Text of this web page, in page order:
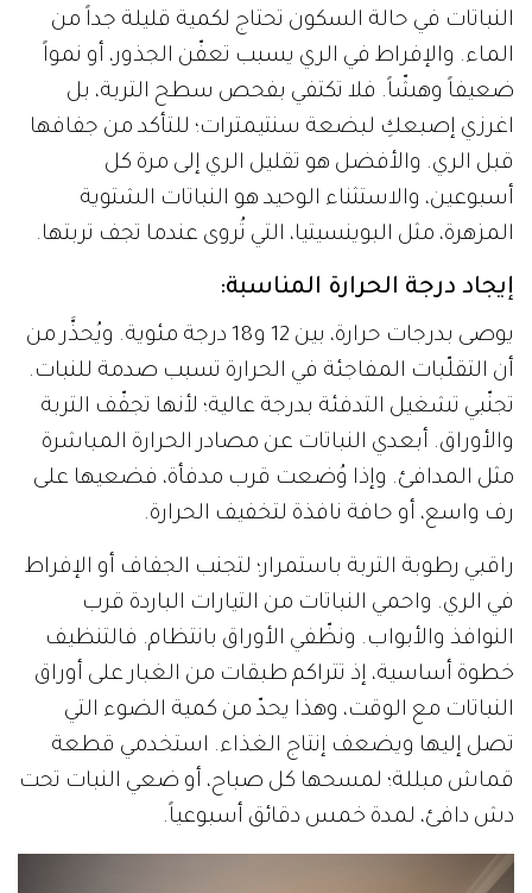
النباتات في حالة السكون تحتاج لكمية قليلة جداً من
الماء. والإفراط في الري يسبب تعفّن الجذور، أو نمواً
ضعيفاً وهشّاً. فلا تكتفي بفحص سطح التربة، بل
اغرزي إصبعكِ لبضعة سنتيمترات؛ للتأكد من جفافها
قبل الري. والأفضل هو تقليل الري إلى مرة كل
أسبوعين، والاستثناء الوحيد هو النباتات الشتوية
المزهرة، مثل البوينسيتيا، التي تُروى عندما تجف تربتها.
إيجاد درجة الحرارة المناسبة:
يوصى بدرجات حرارة، بين 12 و18 درجة مئوية. ويُحذَّر من
أن التقلّبات المفاجئة في الحرارة تسبب صدمة للنبات.
تجنّبي تشغيل التدفئة بدرجة عالية؛ لأنها تجفّف التربة
والأوراق. أبعدي النباتات عن مصادر الحرارة المباشرة
مثل المدافئ. وإذا وُضعت قرب مدفأة، فضعيها على
رف واسع، أو حافة نافذة لتخفيف الحرارة.
راقبي رطوبة التربة باستمرار؛ لتجنب الجفاف أو الإفراط
في الري. واحمي النباتات من التيارات الباردة قرب
النوافذ والأبواب. ونظّفي الأوراق بانتظام. فالتنظيف
خطوة أساسية، إذ تتراكم طبقات من الغبار على أوراق
النباتات مع الوقت، وهذا يحدّ من كمية الضوء التي
تصل إليها ويضعف إنتاج الغذاء. استخدمي قطعة
قماش مبللة؛ لمسحها كل صباح، أو ضعي النبات تحت
دش دافئ، لمدة خمس دقائق أسبوعياً.